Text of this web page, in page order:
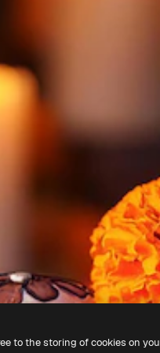
gerador de imagens com IA.
to the storing of cookies on